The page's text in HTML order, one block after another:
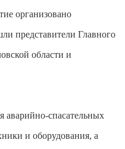
организовано
представители Главного
области и
аварийно-спасательных
и оборудования, а